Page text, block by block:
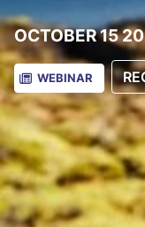
OCTOBER 15
WEBINAR